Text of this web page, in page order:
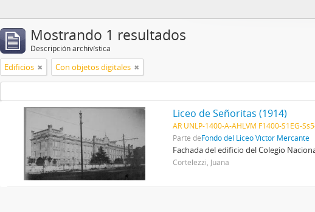
Mostrando 1 resultados
Descripción archivística
Edificios Con objetos digitales
Liceo de Señoritas (1914)
AR UNLP-1400-A-AHLVM F1400-S1EG-
Parte deFondo del Liceo Víctor Mercante
Fachada del edificio del Colegio
Cortelezzi, Juana